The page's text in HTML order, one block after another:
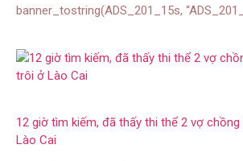
banner_tostring(ADS_201_15s,
12 giờ tìm kiếm, đã thấy thi thể 2 vợ
Lào Cai